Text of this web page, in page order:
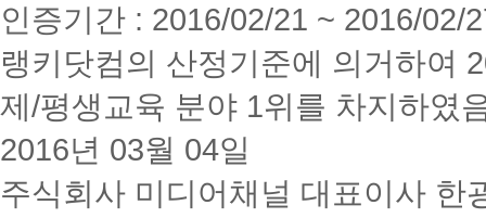
인증기간 : 2016/02/21 ~ 2016/02/
랭키닷컴의 산정기준에 의거하여
제/평생교육 분야 1위를 차지하였
2016년 03월 04일
주식회사 미디어채널 대표이사 한